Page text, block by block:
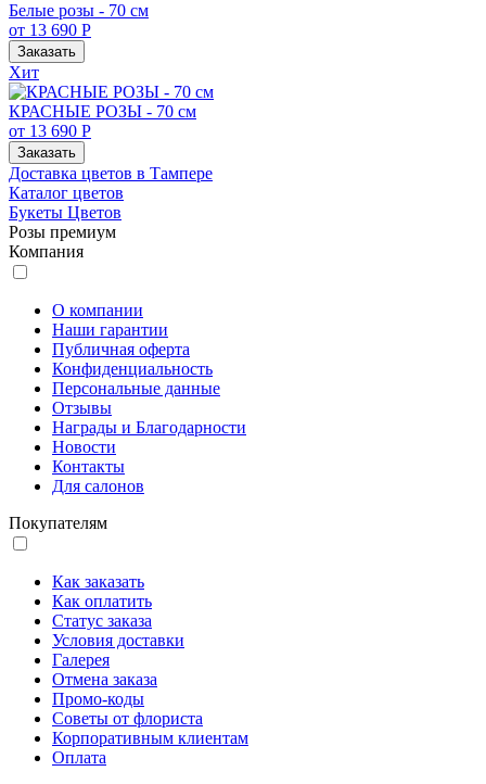
Белые розы - 70 см
от 13 690 Р
Заказать
Хит
КРАСНЫЕ РОЗЫ - 70 см
от 13 690 Р
Заказать
Доставка цветов в Тампере
Каталог цветов
Букеты Цветов
Розы премиум
Компания
О компании
Наши гарантии
Публичная оферта
Конфиденциальность
Персональные данные
Отзывы
Награды и Благодарности
Новости
Контакты
Для салонов
Покупателям
Как заказать
Как оплатить
Статус заказа
Условия доставки
Галерея
Отмена заказа
Промо-коды
Советы от флориста
Корпоративным клиентам
Оплата